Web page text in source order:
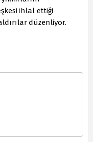
ihlal ettiği
düzenliyor.